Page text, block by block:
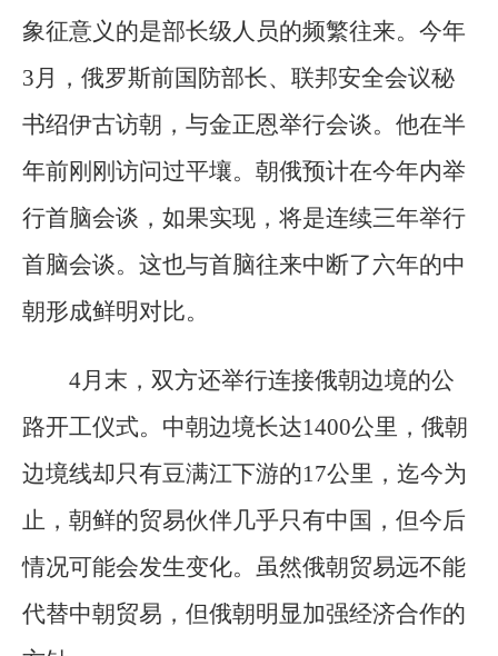
象征意义的是部长级人员的频繁往来。今年
3月，俄罗斯前国防部长、联邦安全会议秘
书绍伊古访朝，与金正恩举行会谈。他在半
年前刚刚访问过平壤。朝俄预计在今年内举
行首脑会谈，如果实现，将是连续三年举行
首脑会谈。这也与首脑往来中断了六年的中
朝形成鲜明对比。
4月末，双方还举行连接俄朝边境的公
路开工仪式。中朝边境长达1400公里，俄朝
边境线却只有豆满江下游的17公里，迄今为
止，朝鲜的贸易伙伴几乎只有中国，但今后
情况可能会发生变化。虽然俄朝贸易远不能
代替中朝贸易，但俄朝明显加强经济合作的